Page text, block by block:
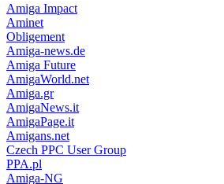
Amiga Impact
Aminet
Obligement
Amiga-news.de
Amiga Future
AmigaWorld.net
Amiga.gr
AmigaNews.it
AmigaPage.it
Amigans.net
Czech PPC User Group
PPA.pl
Amiga-NG